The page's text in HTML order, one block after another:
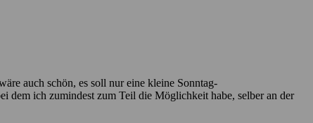
auch schön, es soll nur eine kleine Sonntag-
dem ich zumindest zum Teil die Möglichkeit habe, selber an der